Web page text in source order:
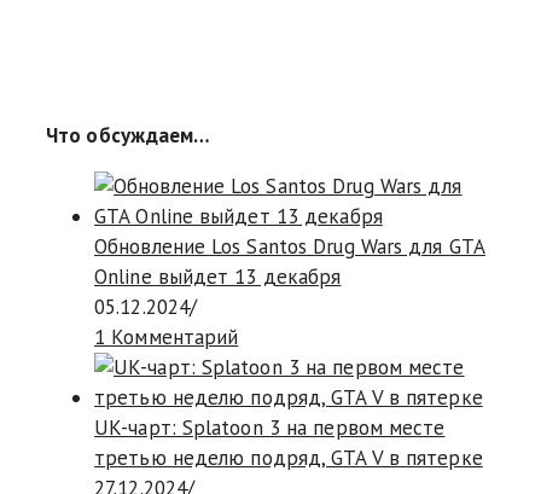
Что обсуждаем…
Обновление Los Santos Drug Wars для GTA
Online выйдет 13 декабря
05.12.2024/
1 Комментарий
UK-чарт: Splatoon 3 на первом месте
третью неделю подряд, GTA V в пятерке
27.12.2024/